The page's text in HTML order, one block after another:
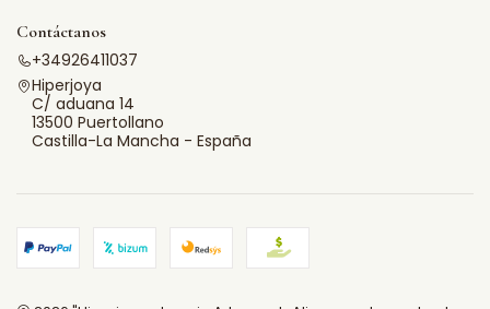
Contáctanos
+34926411037
Hiperjoya
C/ aduana 14
13500 Puertollano
Castilla-La Mancha - España